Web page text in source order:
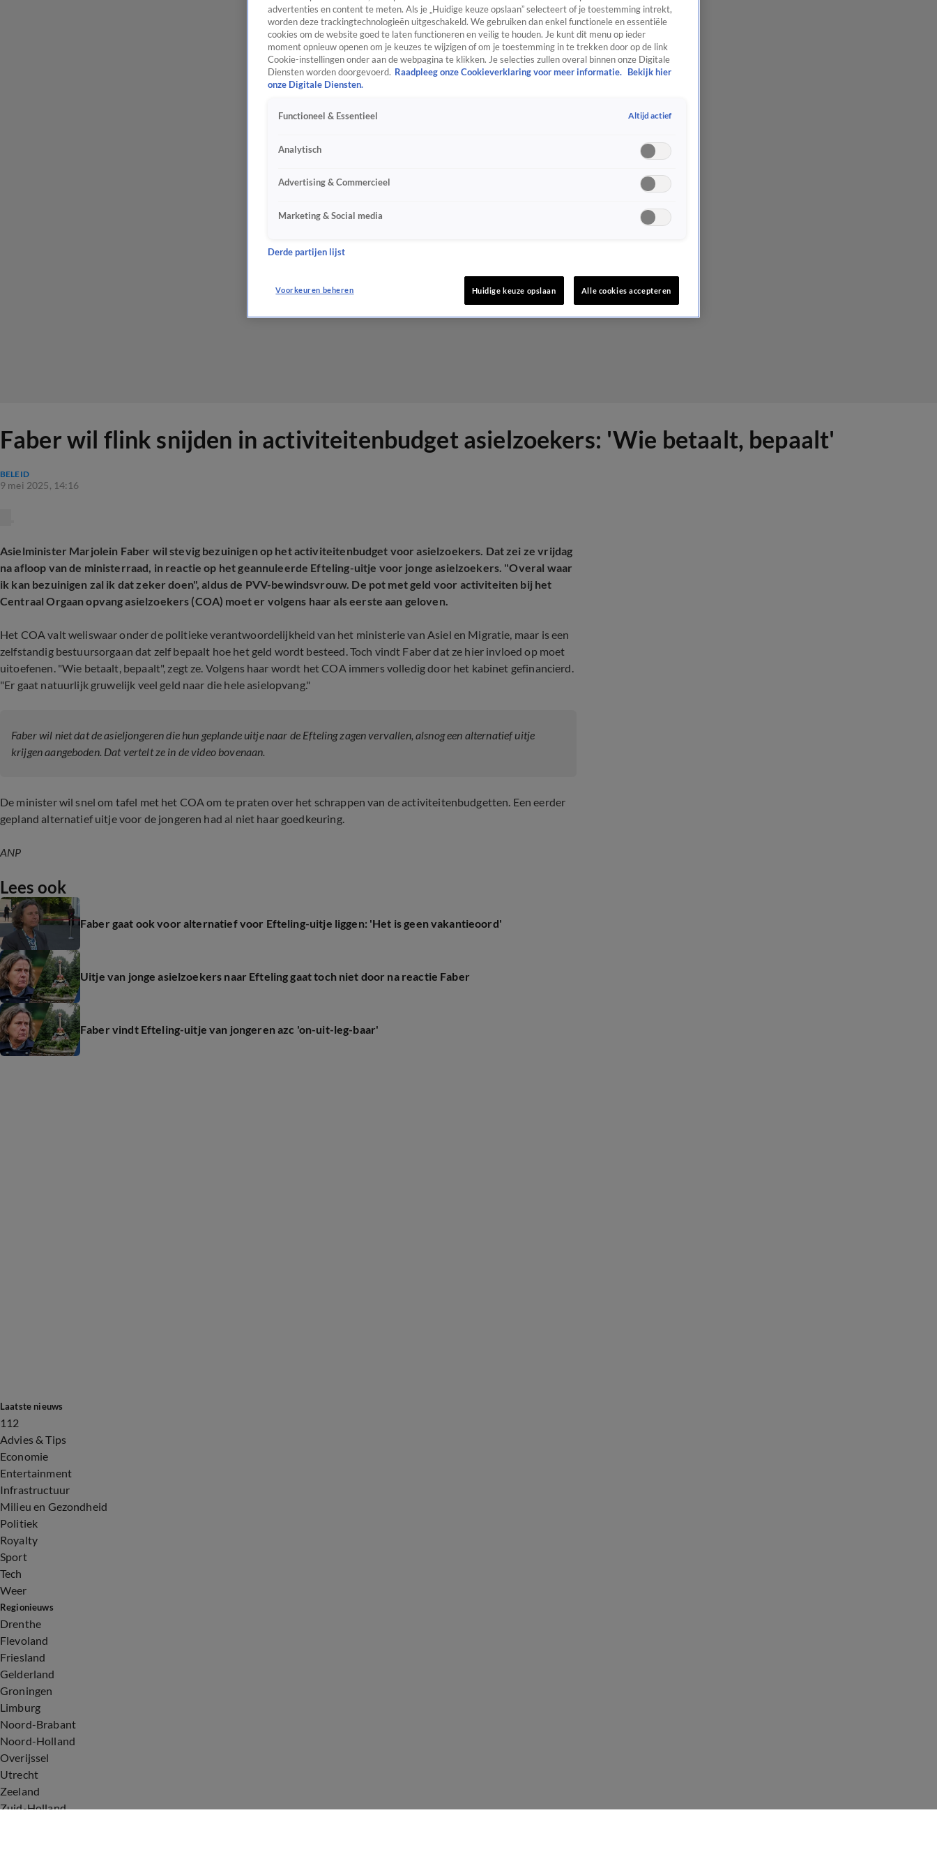
Faber wil flink snijden in activiteitenbudget asielzoekers: 'Wie betaalt, bepaalt'
BELEID
9 mei 2025, 14:16
Asielminister Marjolein Faber wil stevig bezuinigen op het activiteitenbudget voor asielzoekers. Dat zei ze vrijdag
na afloop van de ministerraad, in reactie op het geannuleerde Efteling-uitje voor jonge asielzoekers. "Overal waar
ik kan bezuinigen zal ik dat zeker doen", aldus de PVV-bewindsvrouw. De pot met geld voor activiteiten bij het
Centraal Orgaan opvang asielzoekers (COA) moet er volgens haar als eerste aan geloven.
Het COA valt weliswaar onder de politieke verantwoordelijkheid van het ministerie van Asiel en Migratie, maar is een
zelfstandig bestuursorgaan dat zelf bepaalt hoe het geld wordt besteed. Toch vindt Faber dat ze hier invloed op moet
uitoefenen. "Wie betaalt, bepaalt", zegt ze. Volgens haar wordt het COA immers volledig door het kabinet gefinancierd.
"Er gaat natuurlijk gruwelijk veel geld naar die hele asielopvang."
Faber wil niet dat de asieljongeren die hun geplande uitje naar de Efteling zagen vervallen, alsnog een alternatief uitje
krijgen aangeboden. Dat vertelt ze in de video bovenaan.
De minister wil snel om tafel met het COA om te praten over het schrappen van de activiteitenbudgetten. Een eerder
gepland alternatief uitje voor de jongeren had al niet haar goedkeuring.
ANP
Lees ook
Faber gaat ook voor alternatief voor Efteling-uitje liggen: 'Het is geen vakantieoord'
Uitje van jonge asielzoekers naar Efteling gaat toch niet door na reactie Faber
Faber vindt Efteling-uitje van jongeren azc 'on-uit-leg-baar'
Laatste nieuws
112
Advies & Tips
Economie
Entertainment
Infrastructuur
Milieu en Gezondheid
Politiek
Royalty
Sport
Tech
Weer
Regionieuws
Drenthe
Flevoland
Friesland
Gelderland
Groningen
Limburg
Noord-Brabant
Noord-Holland
Overijssel
Utrecht
Zeeland
Zuid-Holland
advertenties en content te meten. Als je „Huidige keuze opslaan” selecteert of je toestemming intrekt,
worden deze trackingtechnologieën uitgeschakeld. We gebruiken dan enkel functionele en essentiële
cookies om de website goed te laten functioneren en veilig te houden. Je kunt dit menu op ieder
moment opnieuw openen om je keuzes te wijzigen of om je toestemming in te trekken door op de link
Cookie-instellingen onder aan de webpagina te klikken. Je selecties zullen overal binnen onze Digitale
Diensten worden doorgevoerd. Raadpleeg onze Cookieverklaring voor meer informatie.
Bekijk hier
onze Digitale Diensten.
Functioneel & Essentieel Altijd actief
Analytisch
Advertising & Commercieel
Marketing & Social media
Derde partijen lijst
Voorkeuren beheren Huidige keuze opslaan Alle cookies accepteren